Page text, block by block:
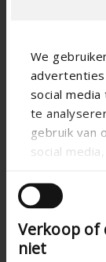
We
social
te
gebruik van
social
andere
die ze
van hun
Verkoop of
niet
Type de
CALCUL DU